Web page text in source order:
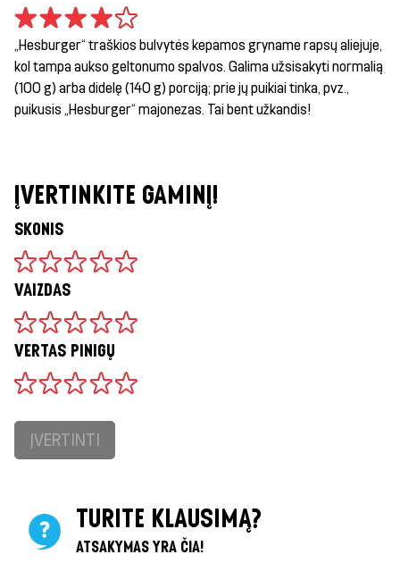
„Hesburger“ traškios bulvytės kepamos gryname rapsų aliejuje,
kol tampa aukso geltonumo spalvos. Galima užsisakyti normalią
(100 g) arba didelę (140 g) porciją; prie jų puikiai tinka, pvz.,
puikusis „Hesburger“ majonezas. Tai bent užkandis!
ĮVERTINKITE GAMINĮ!
SKONIS
VAIZDAS
VERTAS PINIGŲ
ĮVERTINTI
TURITE KLAUSIMĄ?
ATSAKYMAS YRA ČIA!